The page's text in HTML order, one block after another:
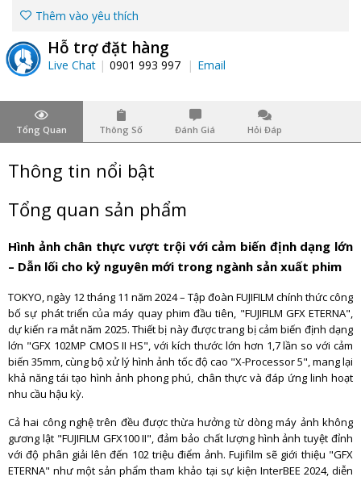
Thêm vào yêu thích
Hỗ trợ đặt hàng
Live Chat 0901 993 997 Email
Tổng Quan Thông Số Đánh Giá Hỏi Đáp
Thông tin nổi bật
Tổng quan sản phẩm
Hình ảnh chân thực vượt trội với cảm biến định dạng lớn
– Dẫn lối cho kỷ nguyên mới trong ngành sản xuất phim
TOKYO, ngày 12 tháng 11 năm 2024 – Tập đoàn FUJIFILM chính thức công
bố sự phát triển của máy quay phim đầu tiên, "FUJIFILM GFX ETERNA",
dự kiến ra mắt năm 2025. Thiết bị này được trang bị cảm biến định dạng
lớn "GFX 102MP CMOS II HS", với kích thước lớn hơn 1,7 lần so với cảm
biến 35mm, cùng bộ xử lý hình ảnh tốc độ cao "X-Processor 5", mang lại
khả năng tái tạo hình ảnh phong phú, chân thực và đáp ứng linh hoạt
nhu cầu hậu kỳ.
Cả hai công nghệ trên đều được thừa hưởng từ dòng máy ảnh không
gương lật "FUJIFILM GFX100 II", đảm bảo chất lượng hình ảnh tuyệt đỉnh
với độ phân giải lên đến 102 triệu điểm ảnh. Fujifilm sẽ giới thiệu "GFX
ETERNA" như một sản phẩm tham khảo tại sự kiện InterBEE 2024, diễn